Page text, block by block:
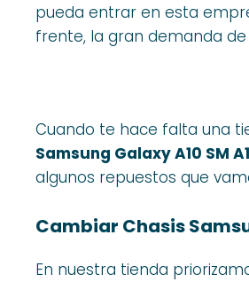
pueda entrar en esta
frente, la gran demanda de
Cuando te hace falta una
Samsung Galaxy A10 SM
algunos repuestos que
Cambiar Chasis
En nuestra tienda